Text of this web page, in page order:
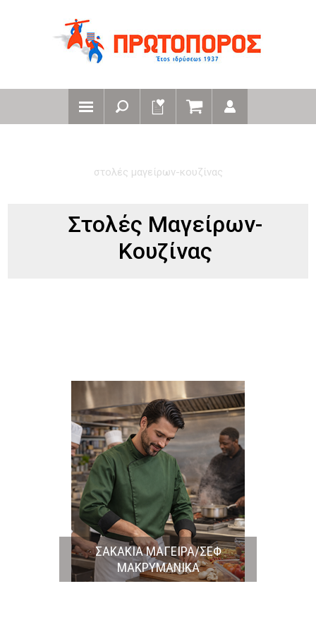
στολές μαγείρων-κουζίνας
Στολές Μαγείρων-
Κουζίνας
ΣΑΚΑΚΙΑ ΜΑΓΕΙΡΑ/ΣΕΦ
ΜΑΚΡΥΜΑΝΙΚΑ